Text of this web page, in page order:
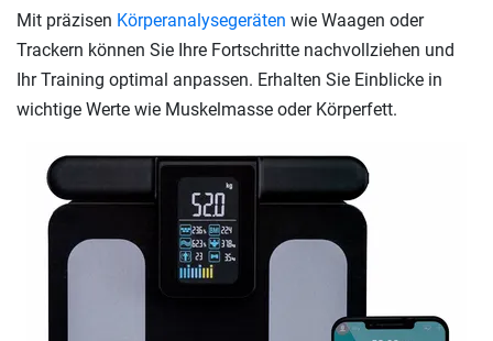
Mit präzisen Körperanalysegeräten wie Waagen oder
Trackern können Sie Ihre Fortschritte nachvollziehen und
Ihr Training optimal anpassen. Erhalten Sie Einblicke in
wichtige Werte wie Muskelmasse oder Körperfett.